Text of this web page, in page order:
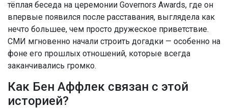
тёплая беседа на церемонии Governors Awards, где он
впервые появился после расставания, выглядела как
нечто большее, чем просто дружеское приветствие.
СМИ мгновенно начали строить догадки — особенно на
фоне его прошлых отношений, которые всегда
заканчивались громко.
Как Бен Аффлек связан с этой
историей?